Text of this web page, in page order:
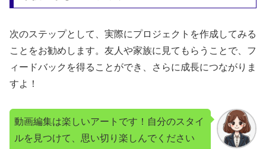
次のステップとして、実際にプロジェクトを作成してみる
ことをお勧めします。友人や家族に見てもらうことで、フ
ィードバックを得ることができ、さらに成長につながりま
すよ！
動画編集は楽しいアートです！自分のスタイ
ルを見つけて、思い切り楽しんでください